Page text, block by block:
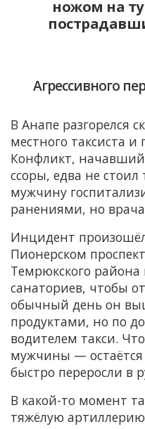
ножом на
Агрессивного
В Анапе разгорелся
местного таксиста
Конфликт,
ссоры, едва не
мужчину
ранениями, но
Инцидент
Пионерском
Темрюкского
санаториев, чтобы
обычный день он
продуктами, но по
водителем такси.
мужчины — остаётся
быстро переросли в
В какой-то момент
тяжёлую